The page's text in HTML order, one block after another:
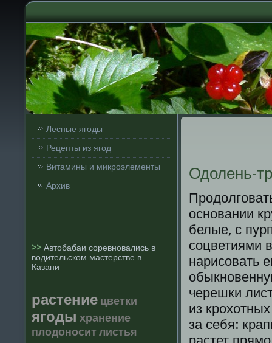
Лесные ягоды
Рецепты из ягод
Витамины и микроэлементы
Архив
>> Автобабаи соревновались в
водительском мастерстве в
Казани
растение цветки
ягоды хранение
плодоноситлистья
Одолень-
основании
белые, с
соцветиями
нарисовать
черешки
из
за себя: